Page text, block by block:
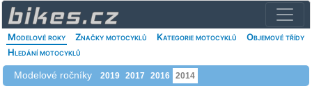
Modelové roky Značky motocyklů Kategorie motocyklů
Objemové třídy
Hledání motocyklů
Modelové ročníky 2019 2017 2016 2014